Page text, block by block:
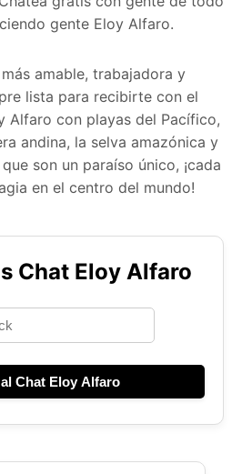
gente Eloy Alfaro.
amable, trabajadora y
lista para recibirte con el
Alfaro con playas del Pacífico,
andina, la selva amazónica y
son un paraíso único, ¡cada
en el centro del mundo!
Chat Eloy Alfaro
Chat Eloy Alfaro